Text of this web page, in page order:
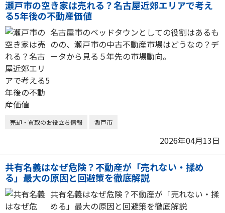
瀬戸市の空き家は売れる？名古屋近郊エリアで考え
る5年後の不動産価値
名古屋市のベッドタウンとしての役割はあるも
のの、瀬戸市の中古不動産市場はどうなの？デ
ータから見る５年先の市場動向。
売却・買取のお役立ち情報 瀬戸市
2026年04月13日
共有名義はなぜ危険？不動産が「売れない・揉め
る」最大の原因と回避策を徹底解説
共有名義はなぜ危険？不動産が「売れない・揉
める」最大の原因と回避策を徹底解説